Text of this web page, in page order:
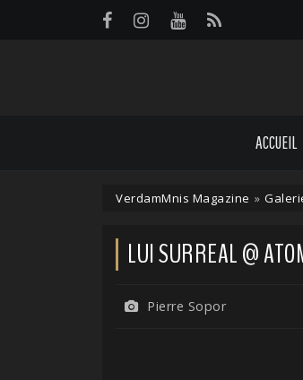
ACCUEIL
VerdamMnis Magazine »
LUI SURREAL @
Pierre Sopor
Panneau de gestion des cookies